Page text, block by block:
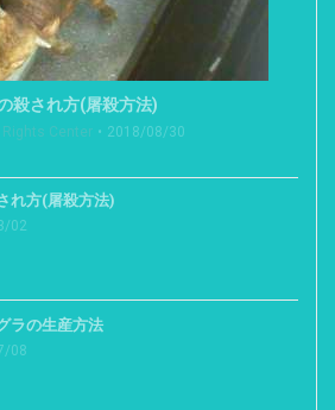
殺され方(屠殺方法)
Center 2018/08/30
れ方(屠殺方法)
02
ラの生産方法
08